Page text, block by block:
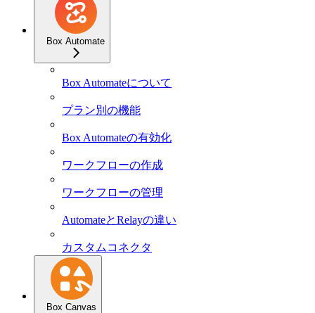
Box Automate
Box Automateについて
プラン別の機能
Box Automateの有効化
ワークフローの作成
ワークフローの管理
AutomateとRelayの違い
カスタムコネクタ
Box Canvas